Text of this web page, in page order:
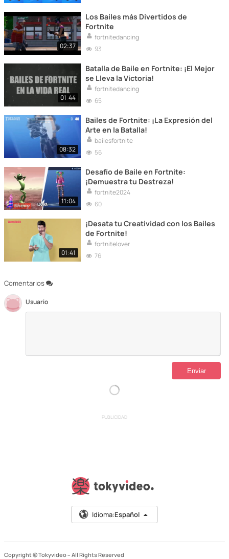
Comentarios
Usuario
02:37
Los Bailes más Divertidos de
Fortnite
fortnitedancing
93
01:44
Batalla de Baile en Fortnite: ¡El Mejor
se Lleva la Victoria!
fortnitedancing
65
08:32
Bailes de Fortnite: ¡La Expresión del
Arte en la Batalla!
bailesfortnite
56
11:04
Desafío de Baile en Fortnite:
¡Demuestra tu Destreza!
fortnite2024
60
01:41
¡Desata tu Creatividad con los Bailes
de Fortnite!
fortnitelover
76
PUBLICIDAD
Idioma:Español
Copyright © Tokyvideo – All Rights Reserved